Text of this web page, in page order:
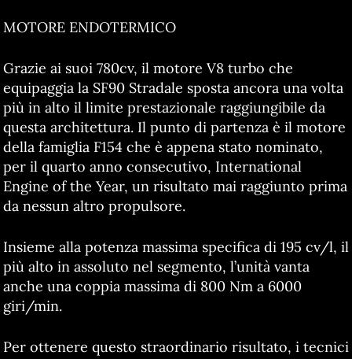
MOTORE ENDOTERMICO
Grazie ai suoi 780cv, il motore V8 turbo che
equipaggia la SF90 Stradale sposta ancora una volta
più in alto il limite prestazionale raggiungibile da
questa architettura. Il punto di partenza è il motore
della famiglia F154 che è appena stato nominato,
per il quarto anno consecutivo, International
Engine of the Year, un risultato mai raggiunto prima
da nessun altro propulsore.
Insieme alla potenza massima specifica di 195 cv/l, il
più alto in assoluto nel segmento, l’unità vanta
anche una coppia massima di 800 Nm a 6000
giri/min.
Per ottenere questo straordinario risultato, i tecnici